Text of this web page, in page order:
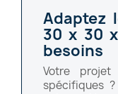
Adaptez
30 x 30
besoins
Votre projet
spécifiques